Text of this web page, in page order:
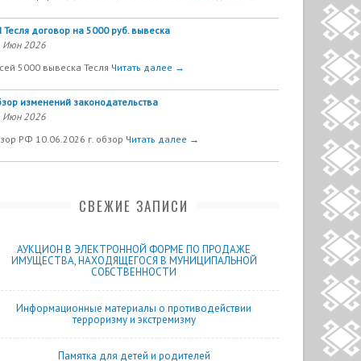
Тесля договор на 5000 руб. вывеска
Июн 2026
5000 вывеска Тесля Читать далее →
изменений законодательства
Июн 2026
РФ 10.06.2026 г. обзор Читать далее →
СВЕЖИЕ ЗАПИСИ
АУКЦИОН В ЭЛЕКТРОННОЙ ФОРМЕ ПО ПРОДАЖЕ
ИМУЩЕСТВА, НАХОДЯЩЕГОСЯ В МУНИЦИПАЛЬНОЙ
СОБСТВЕННОСТИ
Информационные материалы о противодействии
терроризму и экстремизму
Памятка для детей и родителей